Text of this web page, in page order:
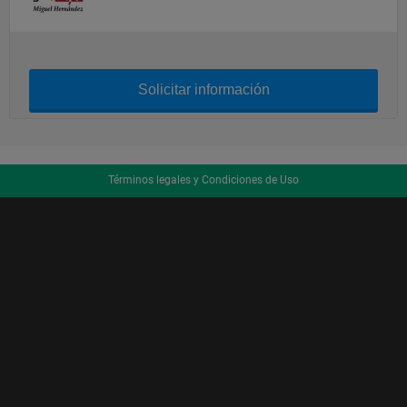
Solicitar información
Términos legales y Condiciones de Uso